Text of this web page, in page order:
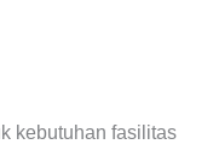
kebutuhan fasilitas